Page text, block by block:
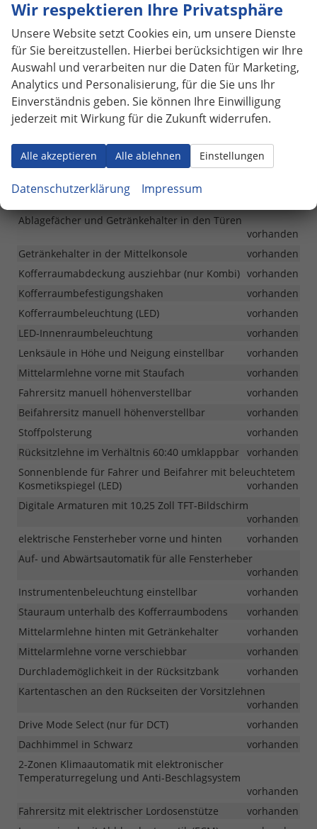
Pakete
Winterpaket: Lenkrad beheizbar, Sitzheizung für Fahrer
und Beifahrer
vorhanden
N Line Interieur Paket: N Line Lederschaltknauf, N Line
Sportlenkrad, Sportpedale in Aluminiumoptik
vorhanden
Innen
Kopfstützen vorne höhen- und längsverstellbar
vorhanden
12V-Anschluss (Mittelkonsole und Kofferraum)
Ablagefächer und Getränkehalter in den Türen
vorhanden
Getränkehalter in der Mittelkonsole
vorhanden
Kofferraumabdeckung ausziehbar (nur Kombi) vorhanden
Kofferraumbefestigungshaken
vorhanden
Kofferraumbeleuchtung (LED)
vorhanden
LED-Innenraumbeleuchtung
vorhanden
Lenksäule in Höhe und Neigung einstellbar
vorhanden
Mittelarmlehne vorne mit Staufach
vorhanden
Fahrersitz manuell höhenverstellbar
vorhanden
Beifahrersitz manuell höhenverstellbar
vorhanden
Stoffpolsterung
vorhanden
Rücksitzlehne im Verhältnis 60:40 umklappbar vorhanden
Sonnenblende für Fahrer und Beifahrer mit beleuchtetem
Kosmetikspiegel (LED)
vorhanden
Digitale Armaturen mit 10,25 Zoll TFT-Bildschirm
vorhanden
elektrische Fensterheber vorne und hinten
vorhanden
Auf- und Abwärtsautomatik für alle Fensterheber
vorhanden
Instrumentenbeleuchtung einstellbar
vorhanden
Stauraum unterhalb des Kofferraumbodens
vorhanden
Mittelarmlehne hinten mit Getränkehalter
vorhanden
Mittelarmlehne vorne verschiebbar
vorhanden
Durchlademöglichkeit in der Rücksitzbank
vorhanden
Kartentaschen an den Rückseiten der Vorsitzlehnen
vorhanden
Drive Mode Select (nur für DCT)
vorhanden
Dachhimmel in Schwarz
vorhanden
2-Zonen Klimaautomatik mit elektronischer
Temperaturregelung und Anti-Beschlagsystem
vorhanden
Fahrersitz mit elektrischer Lordosenstütze
vorhanden
Wir respektieren Ihre Privatsphäre
Unsere Website setzt Cookies ein, um unsere Dienste
für Sie bereitzustellen. Hierbei berücksichtigen wir Ihre
Auswahl und verarbeiten nur die Daten für Marketing,
Analytics und Personalisierung, für die Sie uns Ihr
Einverständnis geben. Sie können Ihre Einwilligung
jederzeit mit Wirkung für die Zukunft widerrufen.
Alle akzeptieren Alle ablehnen Einstellungen
Datenschutzerklärung Impressum